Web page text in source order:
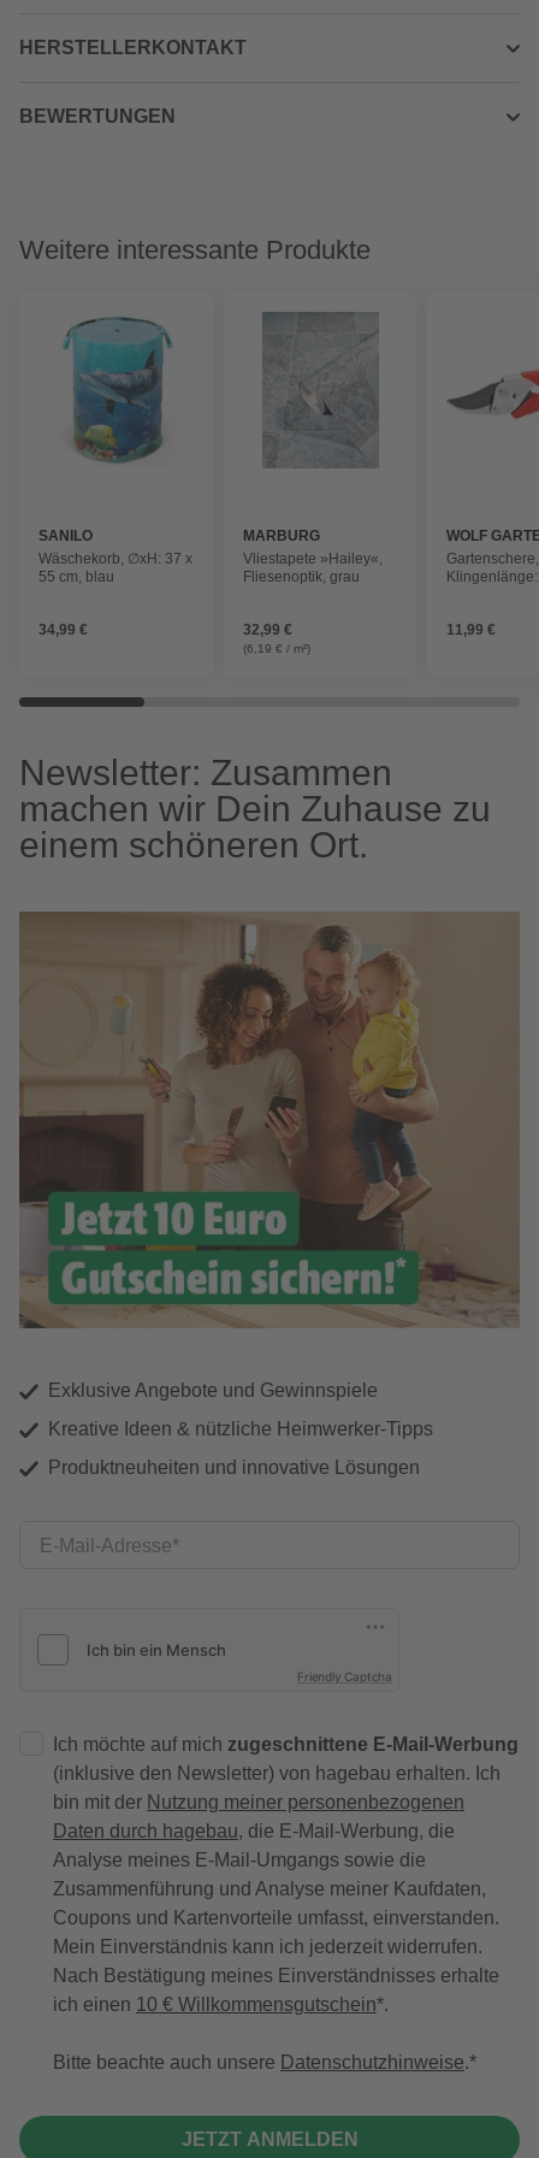
HERSTELLERKONTAKT
BEWERTUNGEN
Weitere interessante Produkte
SANILO
Wäschekorb, ∅xH: 37 x
55 cm, blau
34,99 €
MARBURG
Vliestapete »Hailey«,
Fliesenoptik, grau
32,99 €
(6,19 € / m²)
WOLF
Gartenschere,
11,99 €
Newsletter: Zusammen
machen wir Dein Zuhause zu
einem schöneren Ort.
Exklusive Angebote und Gewinnspiele
Kreative Ideen & nützliche Heimwerker-Tipps
Produktneuheiten und innovative Lösungen
E-Mail-Adresse
Friendly Captcha
Ich möchte auf mich zugeschnittene E-Mail-Werbung
(inklusive den Newsletter) von hagebau erhalten. Ich
bin mit der Nutzung meiner personenbezogenen
Daten durch hagebau, die E-Mail-Werbung, die
Analyse meines E-Mail-Umgangs sowie die
Zusammenführung und Analyse meiner Kaufdaten,
Coupons und Kartenvorteile umfasst, einverstanden.
Mein Einverständnis kann ich jederzeit widerrufen.
Nach Bestätigung meines Einverständnisses erhalte
ich einen 10 € Willkommensgutschein*.
Bitte beachte auch unsere Datenschutzhinweise.
JETZT ANMELDEN